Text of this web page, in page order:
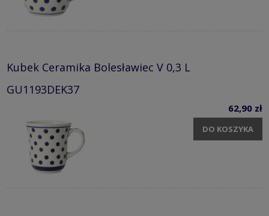
Kubek Ceramika Bolesławiec V 0,3 L
GU1193DEK37
62,90 zł
DO KOSZYKA